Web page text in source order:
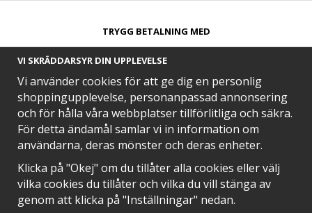
TRYGG BETALNING MED​
SNABB LEVERANS MED
EN DEL AV
VI SKRÄDDARSYR DIN UPPLEVELSE
Vi använder cookies för att ge dig en personlig
shoppingupplevelse, personanpassad annonsering
och för hålla våra webbplatser tillförlitliga och säkra.
För detta ändamål samlar vi in information om
användarna, deras mönster och deras enheter.
Klicka på "Okej" om du tillåter alla cookies eller välj
vilka cookies du tillåter och vilka du vill stänga av
genom att klicka på "Inställningar" nedan.